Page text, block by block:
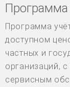
Программа
Программа
доступном
частных и
организаций,
сервисным